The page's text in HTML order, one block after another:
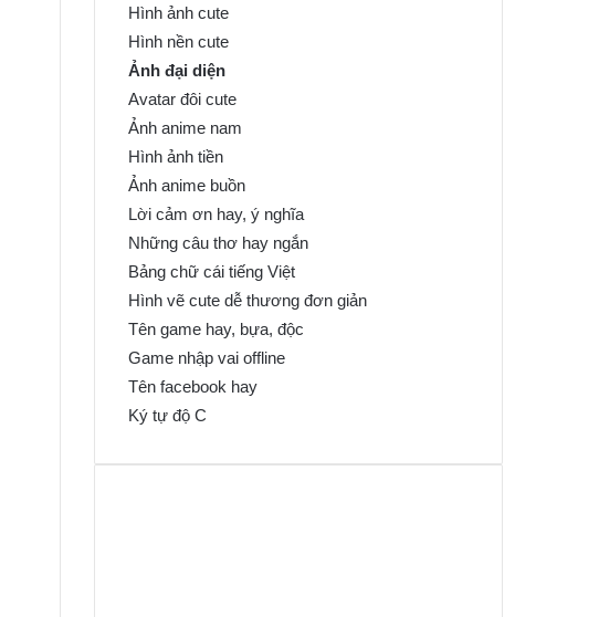
Hình ảnh cute
Hình nền cute
Ảnh đại diện
Avatar đôi cute
Ảnh anime nam
Hình ảnh tiền
Ảnh anime buồn
Lời cảm ơn hay, ý nghĩa
Những câu thơ hay ngắn
Bảng chữ cái tiếng Việt
Hình vẽ cute dễ thương đơn giản
Tên game hay, bựa, độc
Game nhập vai offline
Tên facebook hay
Ký tự độ C